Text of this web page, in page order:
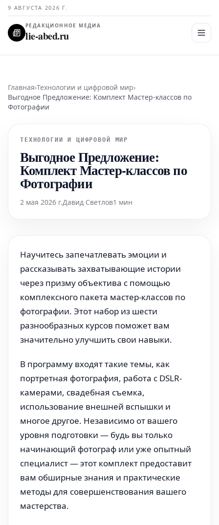
9 АВГУСТА 2026 Г.
РЕДАКЦИОННОЕ МЕДИА
lie-abed.ru
Главная›Технологии и цифровой мир›
Выгодное Предложение: Комплект Мастер-классов по
Фотографии
ТЕХНОЛОГИИ И ЦИФРОВОЙ МИР
Выгодное Предложение:
Комплект Мастер-классов по
Фотографии
2 мая 2026 г.Давид Светлов1 мин
Научитесь запечатлевать эмоции и
рассказывать захватывающие истории
через призму объектива с помощью
комплексного пакета мастер-классов по
фотографии. Этот набор из шести
разнообразных курсов поможет вам
значительно улучшить свои навыки.
В программу входят такие темы, как
портретная фотография, работа с DSLR-
камерами, свадебная съемка,
использование внешней вспышки и
многое другое. Независимо от вашего
уровня подготовки — будь вы только
начинающий фотограф или уже опытный
специалист — этот комплект предоставит
вам обширные знания и практические
методы для совершенствования вашего
мастерства.